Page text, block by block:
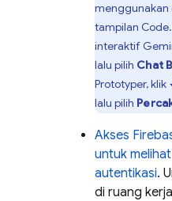
menggunakan
tampilan Code
interaktif
lalu pilih Chat
Prototyper, klik
lalu pilih
Akses
untuk
autentikasi.
di ruang